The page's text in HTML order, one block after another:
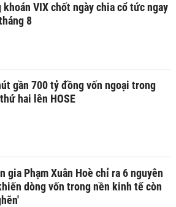
khoán VIX chốt ngày chia cổ tức ngay
8
gần 700 tỷ đồng vốn ngoại trong
hai lên HOSE
gia Phạm Xuân Hoè chỉ ra 6 nguyên
dòng vốn trong nền kinh tế còn